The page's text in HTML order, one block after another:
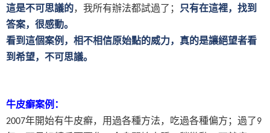
這是不可思議的，我所有辦法都試過了； 只有在這裡，找到
答案，很感動。
看到這個案例，相不相信原始點的威力，真的是讓絕望者看
到希望，不可思議。
牛皮癬案例：
2007年開始有牛皮癬，用過各種方法，吃過各種偏方；過了9